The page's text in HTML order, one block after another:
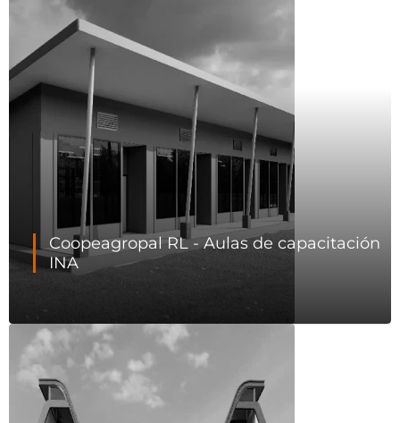
Coopeagropal RL - Aulas de capacitación
INA